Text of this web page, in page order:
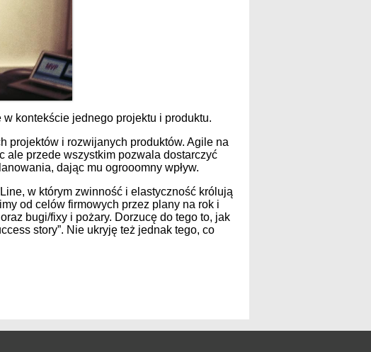
kontekście jednego projektu i produktu.
projektów i rozwijanych produktów. Agile na
ale przede wszystkim pozwala dostarczyć
dając mu ogrooomny wpływ.
w którym zwinność i elastyczność królują
od celów firmowych przez plany na rok i
bugi/fixy i pożary. Dorzucę do tego to, jak
story”. Nie ukryję też jednak tego, co